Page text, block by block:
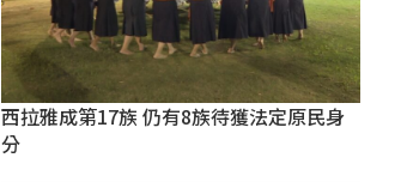
西拉雅成第17族 仍有8族待獲法定原民身
分